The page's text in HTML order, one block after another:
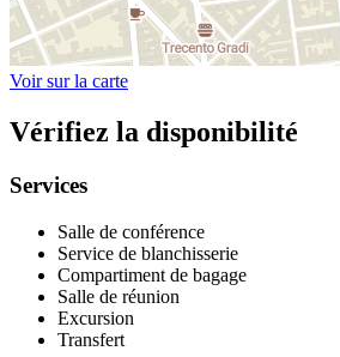
Voir sur la carte
Vérifiez la disponibilité
Services
Salle de conférence
Service de blanchisserie
Compartiment de bagage
Salle de réunion
Excursion
Transfert